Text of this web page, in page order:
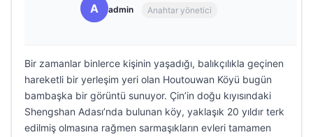
A admin Anahtar yönetici
Bir zamanlar binlerce kişinin yaşadığı, balıkçılıkla geçinen
hareketli bir yerleşim yeri olan Houtouwan Köyü bugün
bambaşka bir görüntü sunuyor. Çin’in doğu kıyısındaki
Shengshan Adası’nda bulunan köy, yaklaşık 20 yıldır terk
edilmiş olmasına rağmen sarmaşıkların evleri tamamen